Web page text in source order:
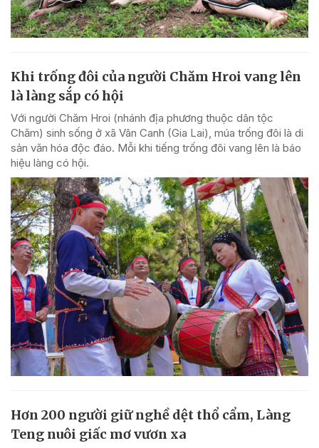
Khi trống đôi của người Chăm Hroi vang lên
là làng sắp có hội
Với người Chăm Hroi (nhánh địa phương thuộc dân tộc
Chăm) sinh sống ở xã Vân Canh (Gia Lai), múa trống đôi là di
sản văn hóa độc đáo. Mỗi khi tiếng trống đôi vang lên là báo
hiệu làng có hội.
Hơn 200 người giữ nghề dệt thổ cẩm, Làng
Teng nuôi giấc mơ vươn xa